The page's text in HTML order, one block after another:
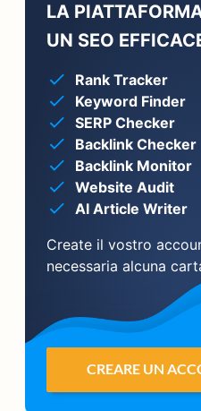
LA
UN SEO
Rank Tracker
Keyword Finder
SERP Checker
Backlink Checker
Backlink Monitor
Website Audit
AI Article Writer
Create il vostro
necessaria alcuna
CREARE UN